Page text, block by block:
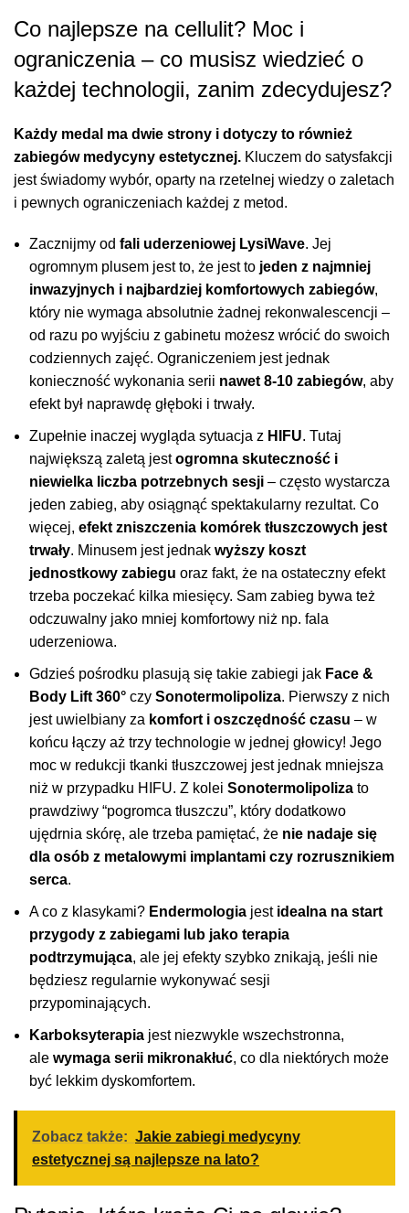
Co najlepsze na cellulit? Moc i
ograniczenia – co musisz wiedzieć o
każdej technologii, zanim zdecydujesz?
Każdy medal ma dwie strony i dotyczy to również
zabiegów medycyny estetycznej. Kluczem do satysfakcji
jest świadomy wybór, oparty na rzetelnej wiedzy o zaletach
i pewnych ograniczeniach każdej z metod.
Zacznijmy od fali uderzeniowej LysiWave. Jej
ogromnym plusem jest to, że jest to jeden z najmniej
inwazyjnych i najbardziej komfortowych zabiegów,
który nie wymaga absolutnie żadnej rekonwalescencji –
od razu po wyjściu z gabinetu możesz wrócić do swoich
codziennych zajęć. Ograniczeniem jest jednak
konieczność wykonania serii nawet 8-10 zabiegów, aby
efekt był naprawdę głęboki i trwały.
Zupełnie inaczej wygląda sytuacja z HIFU. Tutaj
największą zaletą jestogromna skuteczność i
niewielka liczba potrzebnych sesji – często wystarcza
jeden zabieg, aby osiągnąć spektakularny rezultat. Co
więcej, efekt zniszczenia komórek tłuszczowych jest
trwały. Minusem jest jednak wyższy koszt
jednostkowy zabiegu oraz fakt, że na ostateczny efekt
trzeba poczekać kilka miesięcy. Sam zabieg bywa też
odczuwalny jako mniej komfortowy niż np. fala
uderzeniowa.
Gdzieś pośrodku plasują się takie zabiegi jak Face &
Body Lift 360° czy Sonotermolipoliza. Pierwszy z nich
jest uwielbiany za komfort i oszczędność czasu – w
końcu łączy aż trzy technologie w jednej głowicy! Jego
moc w redukcji tkanki tłuszczowej jest jednak mniejsza
niż w przypadku HIFU. Z kolei Sonotermolipoliza to
prawdziwy “pogromca tłuszczu”, który dodatkowo
ujędrnia skórę, ale trzeba pamiętać, że nie nadaje się
dla osób z metalowymi implantami czy rozrusznikiem
serca.
A co z klasykami? Endermologia jest idealna na start
przygody z zabiegami lub jako terapia
podtrzymująca, ale jej efekty szybko znikają, jeśli nie
będziesz regularnie wykonywać sesji
przypominających.
Karboksyterapia jest niezwykle wszechstronna,
ale wymaga serii mikronakłuć, co dla niektórych może
być lekkim dyskomfortem.
Zobacz także: Jakie zabiegi medycyny
estetycznej są najlepsze na lato?